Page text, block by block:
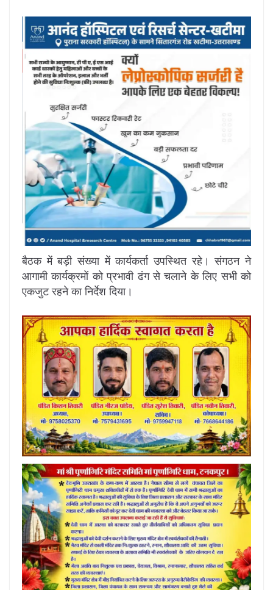
बैठक में बड़ी संख्या में कार्यकर्ता उपस्थित रहे। संगठन ने
आगामी कार्यक्रमों को प्रभावी ढंग से चलाने के लिए सभी को
एकजुट रहने का निर्देश दिया।